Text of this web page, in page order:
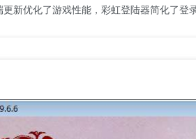
更新优化了游戏性能，彩虹登陆器简化了